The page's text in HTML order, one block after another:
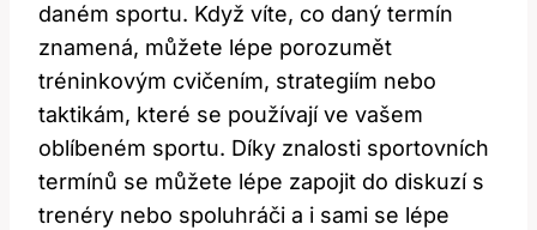
daném sportu. Když víte, co daný termín
znamená, můžete lépe porozumět
tréninkovým cvičením, strategiím nebo
taktikám, které se používají ve vašem
oblíbeném sportu. Díky znalosti sportovních
termínů se můžete lépe zapojit do diskuzí s
trenéry nebo spoluhráči a i sami se lépe